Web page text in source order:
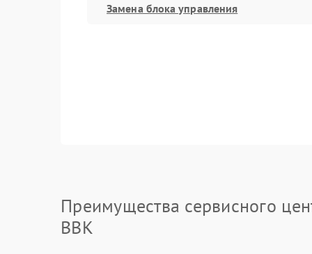
Замена блока управления
Преимущества сервисного
BBK